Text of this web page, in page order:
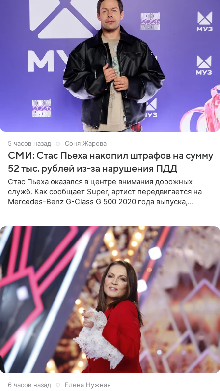
5 часов назад Соня Жарова
СМИ: Стас Пьеха накопил штрафов на сумму
52 тыс. рублей из-за нарушения ПДД
Стас Пьеха оказался в центре внимания дорожных
служб. Как сообщает Super, артист передвигается на
Mercedes-Benz G-Class G 500 2020 года выпуска,
6 часов назад Елена Нужная